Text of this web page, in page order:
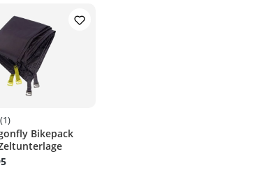
of 5 out of 5 stars
(1)
Bikepack